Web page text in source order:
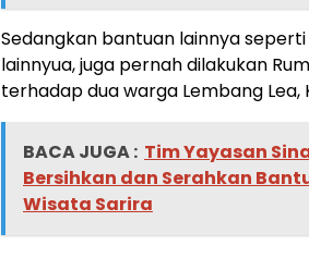
Sedangkan bantuan lainnya
lainnyua, juga pernah dilakukan
terhadap dua warga Lembang
BACA JUGA : Tim Yayasan
Bersihkan dan Serahkan
Wisata Sarira